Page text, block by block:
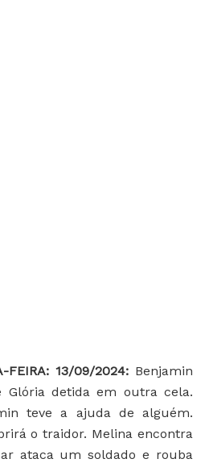
FEIRA: 13/09/2024: Benjamin
Glória detida em outra cela.
teve a ajuda de alguém.
o traidor. Melina encontra
ataca um soldado e rouba